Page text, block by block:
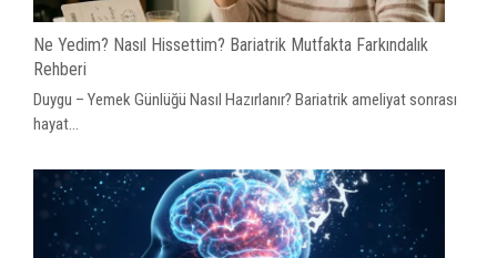
Ne Yedim? Nasıl Hissettim? Bariatrik Mutfakta Farkındalık
Rehberi
Duygu – Yemek Günlüğü Nasıl Hazırlanır? Bariatrik ameliyat sonrası
hayat...